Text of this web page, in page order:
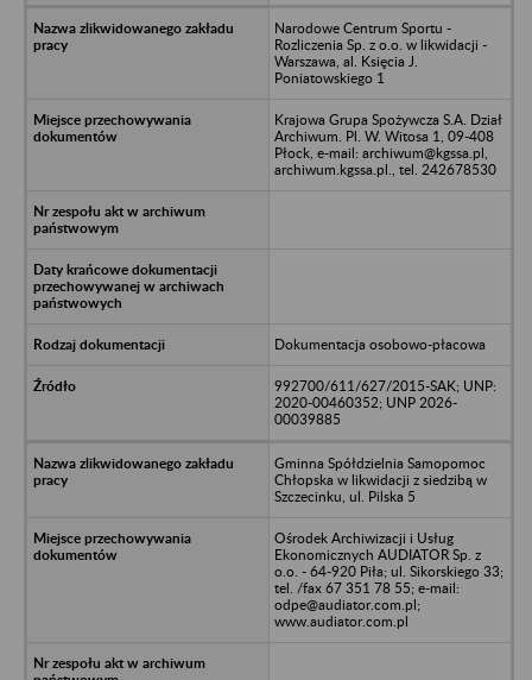
Narodowe Centrum Sportu -
Rozliczenia Sp. z o.o. w likwidacji -
Warszawa, al. Księcia J.
Poniatowskiego 1
Krajowa Grupa Spożywcza S.A. Dział
Archiwum. Pl. W. Witosa 1, 09-408
Płock, e-mail: archiwum@kgssa.pl,
archiwum.kgssa.pl., tel. 242678530
Dokumentacja osobowo-płacowa
992700/611/627/2015-SAK; UNP:
2020-00460352; UNP 2026-
00039885
Gminna Spółdzielnia Samopomoc
Chłopska w likwidacji z siedzibą w
Szczecinku, ul. Pilska 5
Ośrodek Archiwizacji i Usług
Ekonomicznych AUDIATOR Sp. z
o.o. - 64-920 Piła; ul. Sikorskiego 33;
tel. /fax 67 351 78 55; e-mail:
odpe@audiator.com.pl;
www.audiator.com.pl